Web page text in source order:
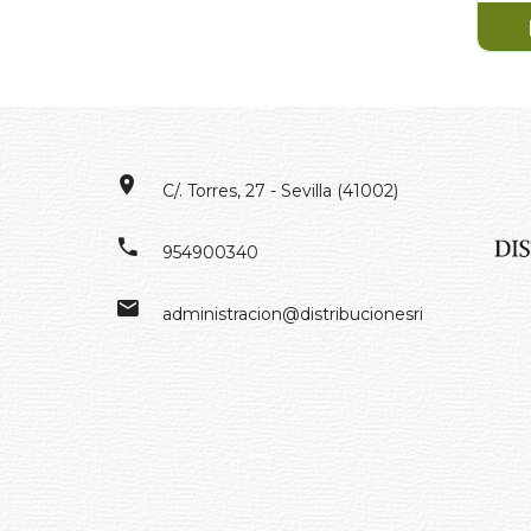
C/. Torres, 27 - Sevilla (41002)
954900340
administracion@distribucionesrivero.es